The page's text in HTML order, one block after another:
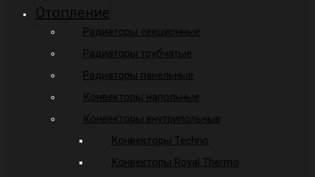
Отопление
Радиаторы секционные
Радиаторы трубчатые
Радиаторы панельные
Конвекторы напольные
Конвекторы внутрипольные
Конвекторы Techno
Конвекторы Royal Thermo